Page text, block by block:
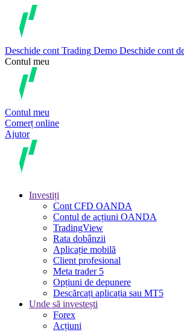
Deschide cont Trading Demo Deschide cont
Contul meu
Contul meu
Comerț online
Ajutor
Investiți
Cont CFD OANDA
Contul de acțiuni OANDA
TradingView
Rata dobânzii
Aplicație mobilă
Client profesional
Meta trader 5
Opțiuni de depunere
Descărcați aplicația sau MT5
Unde să investești
Forex
Acțiuni